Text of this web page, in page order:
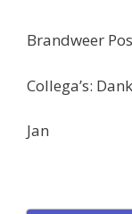
Brandweer
Collega’s:
Jan